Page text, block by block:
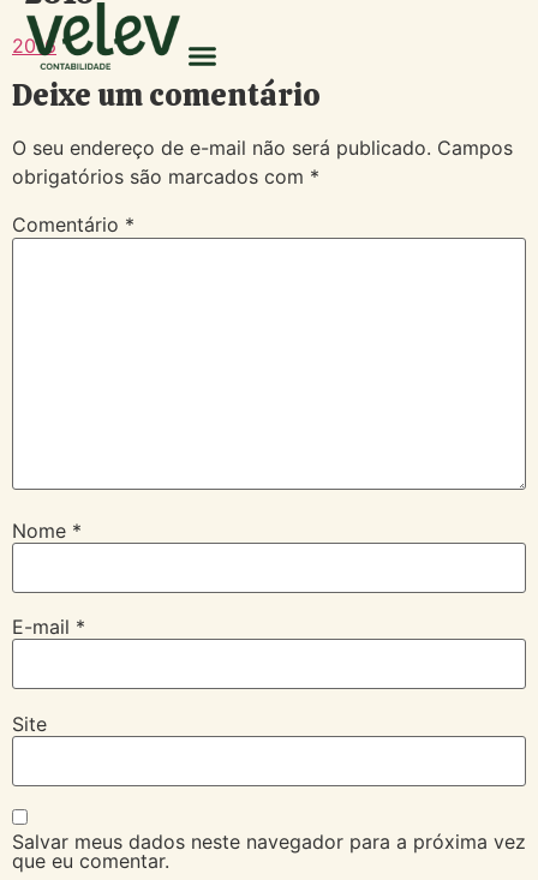
2016
Deixe um comentário
O seu endereço de e-mail não será publicado. Campos
obrigatórios são marcados com *
Comentário *
Nome *
E-mail *
Site
Salvar meus dados neste navegador para a próxima vez
que eu comentar.